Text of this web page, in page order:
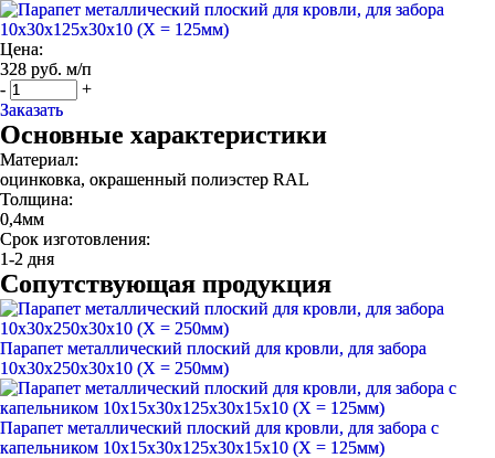
Цена:
328 руб. м/п
-
+
Заказать
Основные характеристики
Материал:
оцинковка, окрашенный полиэстер RAL
Толщина:
0,4мм
Срок изготовления:
1-2 дня
Сопутствующая продукция
Парапет металлический плоский для кровли, для забора
10х30х250х30х10 (Х = 250мм)
Парапет металлический плоский для кровли, для забора с
капельником 10х15х30х125х30х15х10 (Х = 125мм)